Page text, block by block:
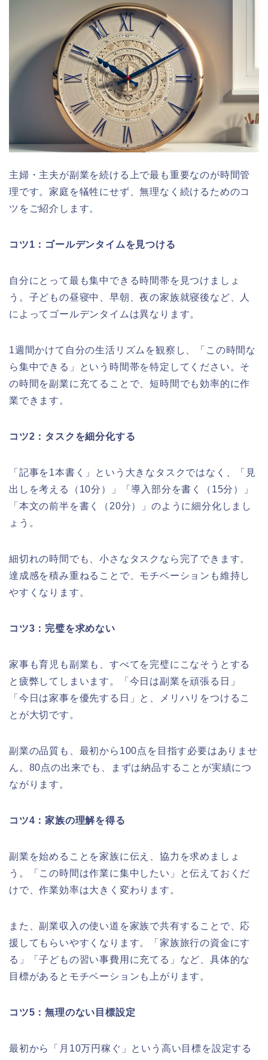
主婦・主夫が副業を続ける上で最も重要なのが時間管
理です。家庭を犠牲にせず、無理なく続けるためのコ
ツをご紹介します。
コツ1：ゴールデンタイムを見つける
自分にとって最も集中できる時間帯を見つけましょ
う。子どもの昼寝中、早朝、夜の家族就寝後など、人
によってゴールデンタイムは異なります。
1週間かけて自分の生活リズムを観察し、「この時間な
ら集中できる」という時間帯を特定してください。そ
の時間を副業に充てることで、短時間でも効率的に作
業できます。
コツ2：タスクを細分化する
「記事を1本書く」という大きなタスクではなく、「見
出しを考える（10分）」「導入部分を書く（15分）」
「本文の前半を書く（20分）」のように細分化しまし
ょう。
細切れの時間でも、小さなタスクなら完了できます。
達成感を積み重ねることで、モチベーションも維持し
やすくなります。
コツ3：完璧を求めない
家事も育児も副業も、すべてを完璧にこなそうとする
と疲弊してしまいます。「今日は副業を頑張る日」
「今日は家事を優先する日」と、メリハリをつけるこ
とが大切です。
副業の品質も、最初から100点を目指す必要はありませ
ん。80点の出来でも、まずは納品することが実績につ
ながります。
コツ4：家族の理解を得る
副業を始めることを家族に伝え、協力を求めましょ
う。「この時間は作業に集中したい」と伝えておくだ
けで、作業効率は大きく変わります。
また、副業収入の使い道を家族で共有することで、応
援してもらいやすくなります。「家族旅行の資金にす
る」「子どもの習い事費用に充てる」など、具体的な
目標があるとモチベーションも上がります。
コツ5：無理のない目標設定
最初から「月10万円稼ぐ」という高い目標を設定する